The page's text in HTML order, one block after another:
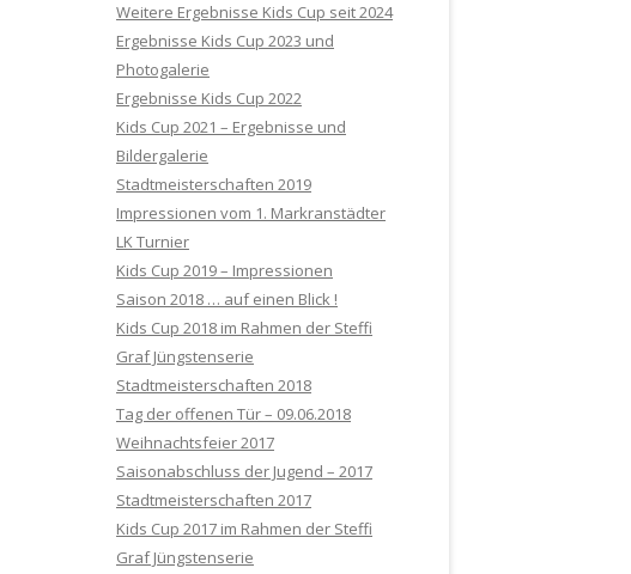
Weitere Ergebnisse Kids Cup seit 2024
Ergebnisse Kids Cup 2023 und
Photogalerie
Ergebnisse Kids Cup 2022
Kids Cup 2021 – Ergebnisse und
Bildergalerie
Stadtmeisterschaften 2019
Impressionen vom 1. Markranstädter
LK Turnier
Kids Cup 2019 – Impressionen
Saison 2018 … auf einen Blick !
Kids Cup 2018 im Rahmen der Steffi
Graf Jüngstenserie
Stadtmeisterschaften 2018
Tag der offenen Tür – 09.06.2018
Weihnachtsfeier 2017
Saisonabschluss der Jugend – 2017
Stadtmeisterschaften 2017
Kids Cup 2017 im Rahmen der Steffi
Graf Jüngstenserie